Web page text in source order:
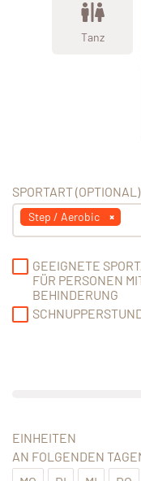
Tanz
SPORTART (OPTIONAL)
Step / Aerobic
GEEIGNETE
FÜR PERSONEN
BEHINDERUNG
EINHEITEN
AN FOLGENDEN